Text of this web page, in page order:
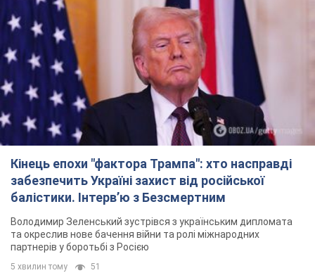
Кінець епохи "фактора Трампа": хто насправді
забезпечить Україні захист від російської
балістики. Інтерв’ю з Безсмертним
Володимир Зеленський зустрівся з українським дипломата
та окреслив нове бачення війни та ролі міжнародних
партнерів у боротьбі з Росією
5 хвилин тому 51